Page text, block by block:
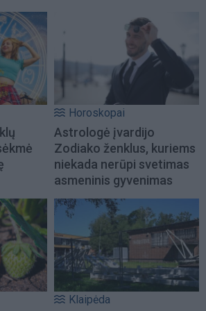
Horoskopai
Astrologė įvardijo
Zodiako ženklus, kuriems
niekada nerūpi svetimas
asmeninis gyvenimas
Klaipėda